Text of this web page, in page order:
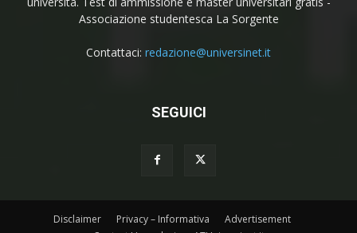
Associazione studentesca La Sorgente
Contattaci: redazione@universinet.it
SEGUICI
Disclaimer Privacy – Informativa
Advertisement